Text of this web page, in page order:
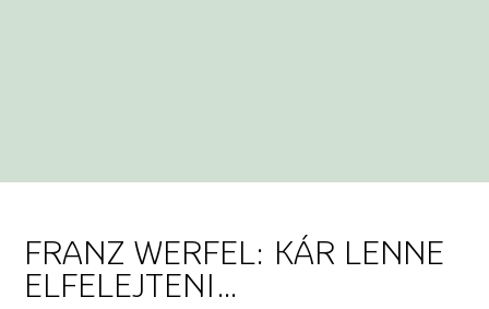
FRANZ WERFEL: KÁR LENNE
ELFELEJTENI…